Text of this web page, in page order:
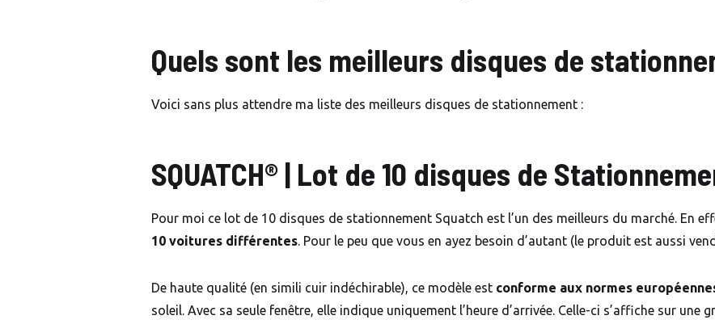
Quels sont les meilleurs disques de
Voici sans plus attendre ma liste des meilleurs disques de stationnement :
SQUATCH® | Lot de 10 disques de
Pour moi ce lot de 10 disques de stationnement Squatch est l’un des meilleurs du marché. En
10 voitures différentes. Pour le peu que vous en ayez besoin d’autant (le produit est aussi
De haute qualité (en simili cuir indéchirable), ce modèle est conforme aux normes
soleil. Avec sa seule fenêtre, elle indique uniquement l’heure d’arrivée. Celle-ci s’affiche sur une